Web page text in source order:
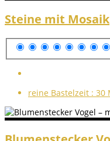
Steine mit Mosaik
reine Bastelzeit : 30